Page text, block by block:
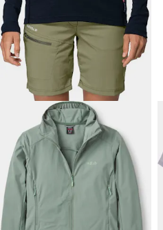
Women's Lauparen Merino
190 Base Shirt
Ohuempi merinovilla-aluspaita
naisille. Hyvä valinta
aktiivilajeihin ja retkeilyyn.